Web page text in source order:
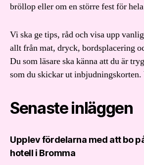
bröllop eller om en större fest för
Vi ska ge tips, råd och visa upp
allt från mat, dryck, bordsplacering
Du som läsare ska känna att du är
som du skickar ut
Senaste inläggen
Upplev fördelarna med att bo
hotell i Bromma